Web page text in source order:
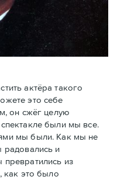
актёра такого
это себе
он сжёг целую
были мы все.
мы были. Как мы не
радовались и
из
как это было